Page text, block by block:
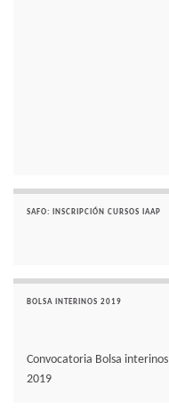
SAFO: INSCRIPCIÓN CURSOS IAAP
BOLSA INTERINOS 2019
Convocatoria Bolsa interinos
2019